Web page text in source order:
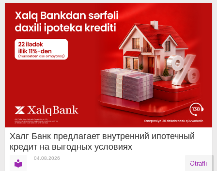
Халг Банк предлагает внутренний ипотечный
кредит на выгодных условиях
04.08.2026
Ətraflı